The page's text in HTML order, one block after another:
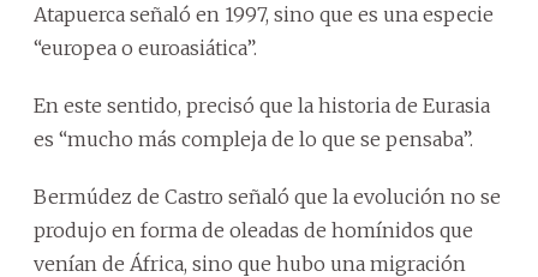
Atapuerca señaló en 1997, sino que es una especie
“europea o euroasiática”.
En este sentido, precisó que la historia de Eurasia
es “mucho más compleja de lo que se pensaba”.
Bermúdez de Castro señaló que la evolución no se
produjo en forma de oleadas de homínidos que
venían de África, sino que hubo una migración